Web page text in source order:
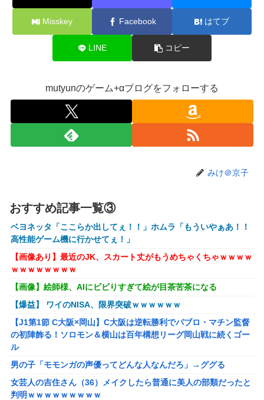
【悲報】ゲーム配信者さん、家賃8万円の部屋で深夜配信→
管理会社から厳重注意されてお気持ち表明ｗｗｗ
【悲報】粗品、永久追放ｗｗｗｗｗｗｗｗｗｗｗｗｗｗｗ
【画像】キングダムの河了貂、「あったけぇ壁」に引き続き
更に味方をぶっ殺す作戦を実行する
【艦これ】でもイベントのたびに思うんだ 空母機動部隊っ
てクソだわ！
【にじさんじ】五木、長尾に表計算ソフトの便利さを理解ら
せる『エクセルに感動してるおじさん見てなんか感動する』
【にじ甲2026】ところで野球って魔法使うのOKなんやっ
け？
にじさんじのフレン・E・ルスタリオちゃんとかいうドチャ
LOVEｗｗｗ
「ドラクエ11」攻略感想(54/クリア後)マルティナの「しん
ぴのビスチェ」可愛い！そしてメドローアやギガバーストき
たー！
【虹ヶ咲】「夏はせつ泣き」がキャッチコピーの映画【ラブ
【画像】 YouTubeコメント欄、キレッキレ
【速報】 ひろゆき、離婚ｗｗｗｗｗｗ
Misskey Facebook はてブ
LINE コピー
mutyunのゲーム+αブログをフォローする
みけ＠京子
おすすめ記事一覧③
ベヨネッタ「ここらか出してぇ！！」ホムラ「もういやぁあ！！
高性能ゲーム機に行かせてぇ！」
【画像あり】最近のJK、スカート丈がもうめちゃくちゃｗｗｗｗ
ｗｗｗｗｗｗｗｗ
【画像】絵師様、AIにビビりすぎて絵が目茶苦茶になる
【爆益】 ワイのNISA、限界突破ｗｗｗｗｗｗ
【J1第1節 C大阪×岡山】C大阪は逆転勝利でパブロ・マチン監督
の初陣飾る！ソロモン＆横山は百年構想リーグ岡山戦に続くゴー
ル
男の子「モモンガの声優ってどんな人なんだろ」→ググる
女芸人の吉住さん（36）メイクしたら普通に美人の部類だったと
判明ｗｗｗｗｗｗｗｗｗ